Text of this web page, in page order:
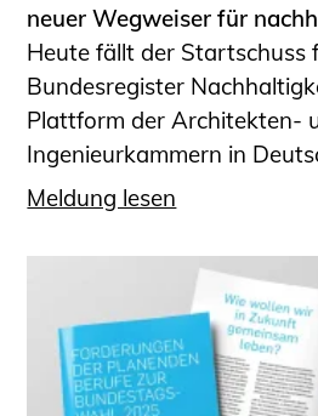
neuer Wegweiser für
Heute fällt der Startschuss
Bundesregister
Plattform der Architekten-
Ingenieurkammern in
Meldung lesen